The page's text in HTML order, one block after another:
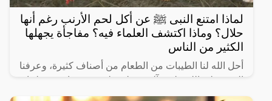
لماذا امتنع النبى ﷺ عن أكل لحم الأرنب رغم أنها
حلال؟ وماذا اكتشف العلماء فيه؟ مفاجأة يجهلها
الكثير من الناس
أحل الله لنا الطيبات من الطعام من أصناف كثيرة، وعرفنا
النبي صلى الله عليه وآله وسـلم على بعض ما حرم علينا،
ولكن يثير البعض من حين لآخر بعض المعلومات الغير